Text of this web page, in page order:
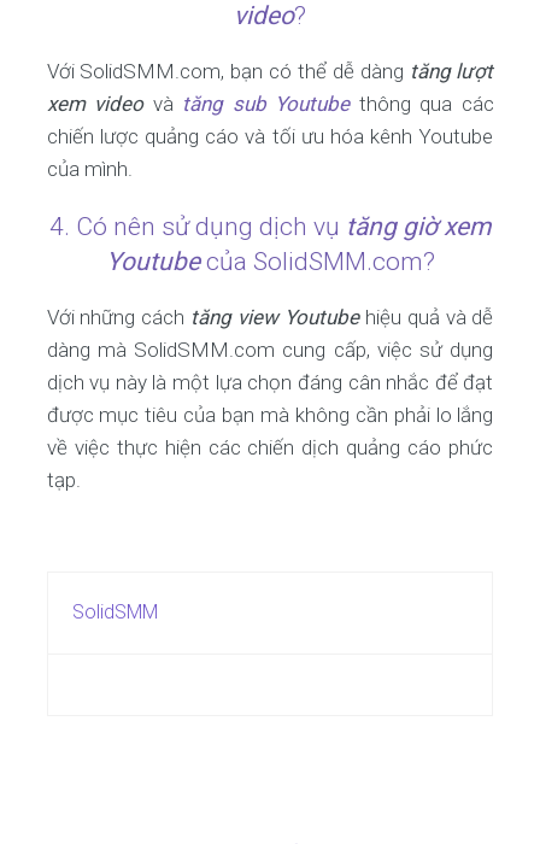
video?
Với SolidSMM.com, bạn có thể dễ dàng tăng lượt
xem videovà tăng sub Youtubethông qua các
chiến lược quảng cáo và tối ưu hóa kênh Youtube
của mình.
4. Có nên sử dụng dịch vụ tăng giờ xem
Youtubecủa SolidSMM.com?
Với những cách tăng view Youtubehiệu quả và dễ
dàng mà SolidSMM.com cung cấp, việc sử dụng
dịch vụ này là một lựa chọn đáng cân nhắc để đạt
được mục tiêu của bạn mà không cần phải lo lắng
về việc thực hiện các chiến dịch quảng cáo phức
tạp.
SolidSMM